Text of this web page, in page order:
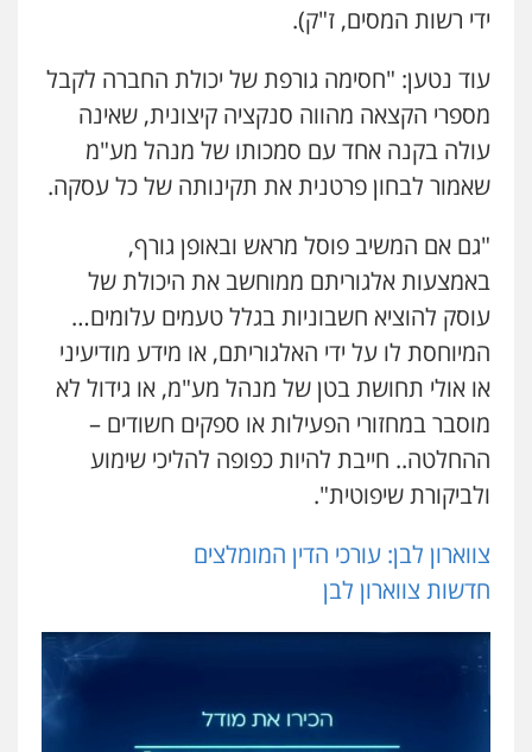
ידי רשות המסים, ז"ק).
עוד נטען: "חסימה גורפת של יכולת החברה לקבל
מספרי הקצאה מהווה סנקציה קיצונית, שאינה
עולה בקנה אחד עם סמכותו של מנהל מע"מ
שאמור לבחון פרטנית את תקינותה של כל עסקה.
"גם אם המשיב פוסל מראש ובאופן גורף,
באמצעות אלגוריתם ממוחשב את היכולת של
עוסק להוציא חשבוניות בגלל טעמים עלומים…
המיוחסת לו על ידי האלגוריתם, או מידע מודיעיני
או אולי תחושת בטן של מנהל מע"מ, או גידול לא
מוסבר במחזורי הפעילות או ספקים חשודים –
ההחלטה.. חייבת להיות כפופה להליכי שימוע
ולביקורת שיפוטית".
צווארון לבן: עורכי הדין המומלצים
חדשות צווארון לבן